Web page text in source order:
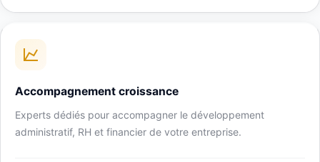
Accompagnement croissance
Experts dédiés pour accompagner le développement
administratif, RH et financier de votre entreprise.